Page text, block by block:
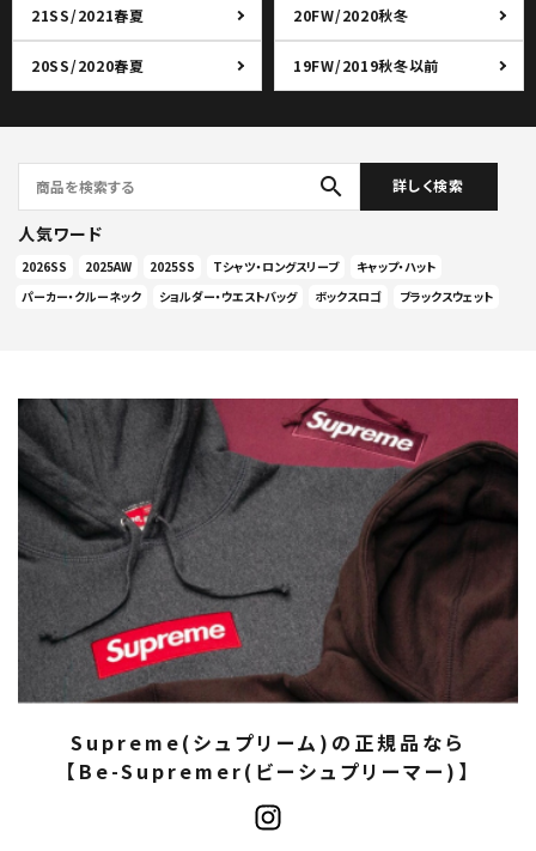
21SS/2021春夏 20FW/2020秋冬
20SS/2020春夏 19FW/2019秋冬以前
search 詳しく検索
人気ワード
2026SS 2025AW 2025SS Tシャツ・ロングスリーブ
キャップ・ハット
パーカー・クルーネック
ショルダー・ウエストバッグ ボックスロゴ ブラックスウェット
Supreme(シュプリーム)の正規品なら
【Be-Supremer(ビーシュプリーマー)】